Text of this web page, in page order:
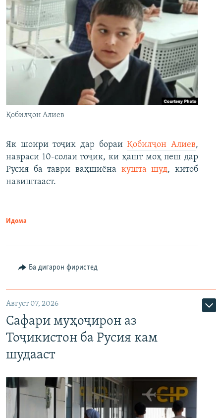
Қобилҷон Алиев
Як шоири тоҷик дар бораиҚобилҷон Алиев,
навраси 10-солаи тоҷик, ки ҳашт моҳ пеш дар
Русия ба таври ваҳшиёна кушта шуд, китоб
навиштааст.
Идома
Ба дигарон фиристед
Август 07, 2026
Сафари муҳоҷирон аз
Тоҷикистон ба Русия кам
шудааст